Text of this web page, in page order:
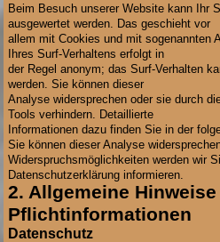
Beim Besuch unserer Website kann Ihr
ausgewertet werden. Das geschieht vor
allem mit Cookies und mit sogenannten
Ihres Surf-Verhaltens erfolgt in
der Regel anonym; das Surf-Verhalten
werden. Sie können dieser
Analyse widersprechen oder sie durch
Tools verhindern. Detaillierte
Informationen dazu finden Sie in der
Sie können dieser Analyse
Widerspruchsmöglichkeiten werden wir
Datenschutzerklärung informieren.
2. Allgemeine
Pflichtinformationen
Datenschutz